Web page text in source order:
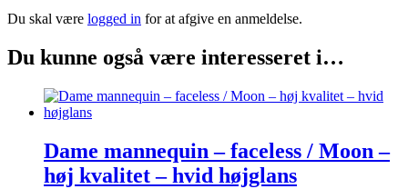
Du skal være logged in for at afgive en anmeldelse.
Du kunne også være interesseret i…
Dame mannequin – faceless / Moon –
høj kvalitet – hvid højglans